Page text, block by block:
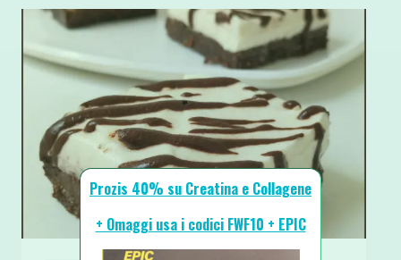
Prozis 40% su Creatina e Collagene
+ Omaggi usa i codici FWF10 + EPIC